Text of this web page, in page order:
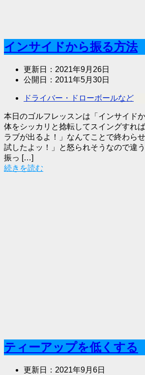
インサイドから振る方法
更新日： 2021年9月26日
公開日： 2011年5月30日
ドライバー・ドローボールなど
本日のゴルフレッスンは「インサイド
体をシッカリと捻転してスイングすれ
ラブが出るよ！」なんてことで終わら
試したよッ！」と怒られそうなので違
振っ […]
続きを読む
ティーアップを低くする
更新日： 2021年9月6日